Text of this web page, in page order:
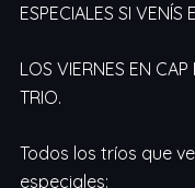
ESPECIALES SI VENÍS
LOS VIERNES EN CAP
TRIO.
Todos los tríos que
especiales: